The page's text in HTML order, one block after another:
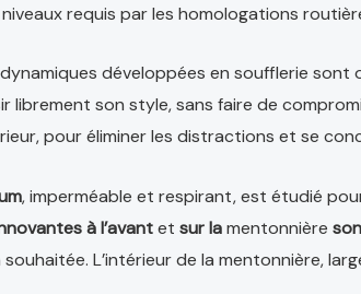
requis par les homologations
développées en soufflerie sont
librement son style, sans faire de
pour éliminer les distractions et se
, imperméable et respirant, est étudié
à l’avantet sur lamentonnière
souhaitée. L’intérieur de la mentonnière,